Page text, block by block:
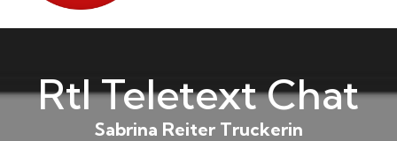
Rtl Teletext Chat
Sabrina Reiter Truckerin